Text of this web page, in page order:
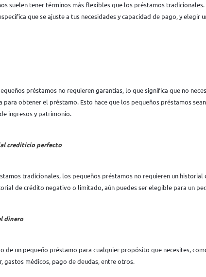
suelen tener términos más flexibles que los préstamos
que se ajuste a tus necesidades y capacidad de pago, y elegir
préstamos no requieren garantías, lo que significa que no
obtener el préstamo. Esto hace que los pequeños préstamos
ingresos y patrimonio.
crediticio perfecto
tradicionales, los pequeños préstamos no requieren un
de crédito negativo o limitado, aún puedes ser elegible para un
dinero
de un pequeño préstamo para cualquier propósito que necesites,
gastos médicos, pago de deudas, entre otros.